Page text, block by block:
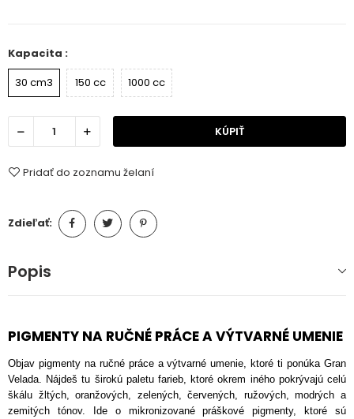
Kapacita :
30 cm3
150 cc 1000 cc
KÚPIŤ
Pridať do zoznamu želaní
Zdieľať:
Popis
PIGMENTY NA RUČNÉ PRÁCE A VÝTVARNÉ UMENIE
Objav pigmenty na ručné práce a výtvarné umenie, ktoré ti ponúka Gran
Velada. Nájdeš tu širokú paletu farieb, ktoré okrem iného pokrývajú celú
škálu žltých, oranžových, zelených, červených, ružových, modrých a
zemitých tónov. Ide o mikronizované práškové pigmenty, ktoré sú